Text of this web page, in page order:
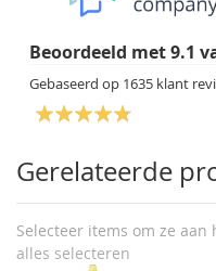
Beoordeeld met9.1
Gebaseerd op 1635 klant
Gerelateerde
Selecteer items om ze
alles selecteren